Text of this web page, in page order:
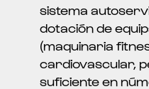
sistema
dotación de
(maquinaria
cardiovascular,
suficiente en